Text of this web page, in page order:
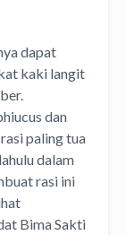
dapat
kaki langit
dan
paling tua
dalam
rasi ini
Bima Sakti